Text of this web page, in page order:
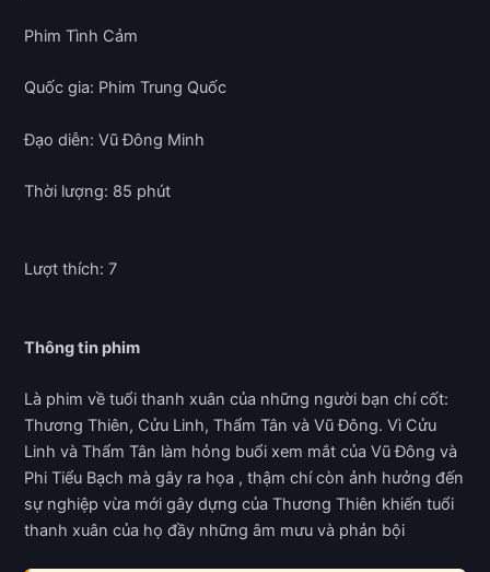
Phim Tình Cảm
Quốc gia: Phim Trung Quốc
Đạo diễn: Vũ Đông Minh
Thời lượng: 85 phút
Lượt thích: 7
Thông tin phim
Là phim về tuổi thanh xuân của những người bạn chí cốt:
Thương Thiên, Cửu Linh, Thẩm Tân và Vũ Đông. Vì Cửu
Linh và Thẩm Tân làm hỏng buổi xem mắt của Vũ Đông và
Phi Tiểu Bạch mà gây ra họa , thậm chí còn ảnh hưởng đến
sự nghiệp vừa mới gây dựng của Thương Thiên khiến tuổi
thanh xuân của họ đầy những âm mưu và phản bội